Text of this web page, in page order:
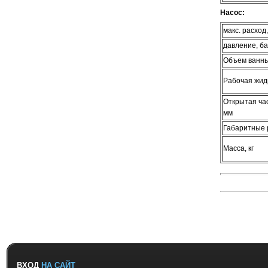
Насос:
макс.
давление,
Объем
Рабочая
Открытая
мм
Масса, кг
ВХОД НА САЙТ